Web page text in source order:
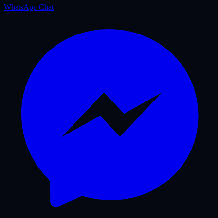
WhatsApp Chat